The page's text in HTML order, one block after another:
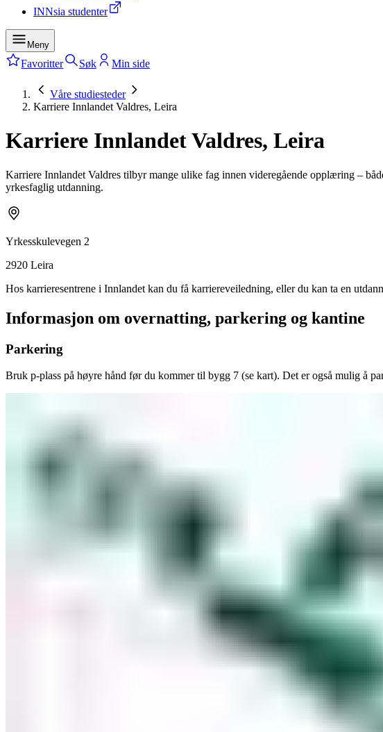
INNsia studenter
Meny
Favoritter Søk Min side
Våre studiesteder
Karriere Innlandet Valdres, Leira
Karriere Innlandet Valdres, Leira
Karriere Innlandet Valdres tilbyr mange ulike fag innen videregående opplæring –
yrkesfaglig utdanning.
Yrkesskulevegen 2
2920 Leira
Hos karrieresentrene i Innlandet kan du få karriereveiledning, eller du kan ta en
Informasjon om overnatting, parkering og kantine
Parkering
Bruk p-plass på høyre hånd før du kommer til bygg 7 (se kart). Det er også mulig å